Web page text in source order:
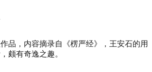
品，内容摘录自《楞严经》，王安石的用
颇有奇逸之趣。